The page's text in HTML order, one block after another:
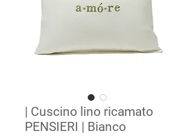
| Cuscino lino ricamato
PENSIERI | Bianco